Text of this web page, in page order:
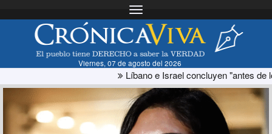
Toggle navigation
Viernes, 07 de agosto del 2026
Líbano e Israel concluyen "antes de lo previsto"